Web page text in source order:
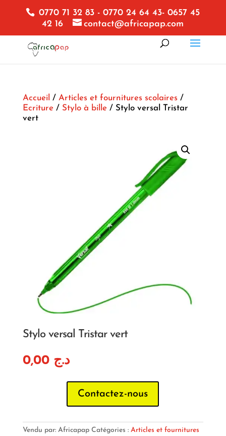
0770 71 32 83 - 0770 24 64 43- 0657 45
42 16
contact@africapap.com
Accueil / Articles et fournitures scolaires/
Ecriture/ Stylo à bille/ Stylo versal Tristar
vert
Stylo versal Tristar vert
د.ج 0,00
Contactez-nous
Vendu par: Africapap Catégories : Articles et fournitures